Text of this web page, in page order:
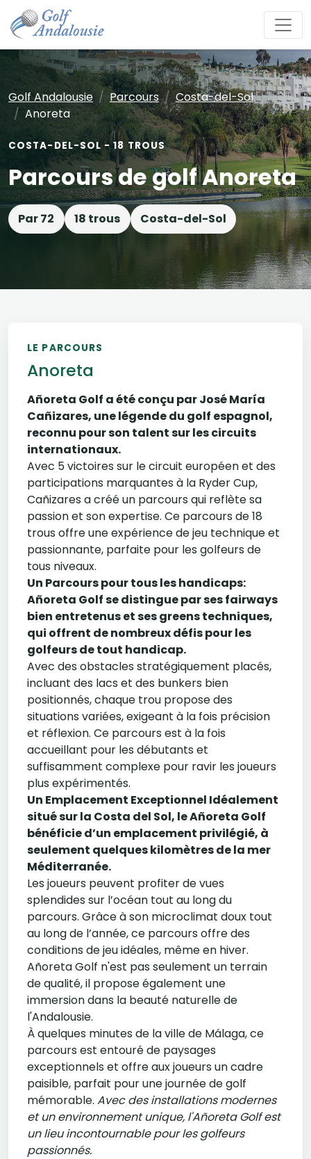
Golf Andalousie Parcours
Costa-del-Sol
Anoreta
COSTA-DEL-SOL - 18 TROUS
Parcours de golf Anoreta
Par 72 18 trous Costa-del-Sol
LE PARCOURS
Anoreta
Añoreta Golf a été conçu par José María
Cañizares, une légende du golf espagnol,
reconnu pour son talent sur les circuits
internationaux.
Avec 5 victoires sur le circuit européen et des
participations marquantes à la Ryder Cup,
Cañizares a créé un parcours qui reflète sa
passion et son expertise. Ce parcours de 18
trous offre une expérience de jeu technique et
passionnante, parfaite pour les golfeurs de
tous niveaux.
Un Parcours pour tous les handicaps:
Añoreta Golf se distingue par ses fairways
bien entretenus et ses greens techniques,
qui offrent de nombreux défis pour les
golfeurs de tout handicap.
Avec des obstacles stratégiquement placés,
incluant des lacs et des bunkers bien
positionnés, chaque trou propose des
situations variées, exigeant à la fois précision
et réflexion. Ce parcours est à la fois
accueillant pour les débutants et
suffisamment complexe pour ravir les joueurs
plus expérimentés.
Un Emplacement Exceptionnel Idéalement
situé sur la Costa del Sol, le Añoreta Golf
bénéficie d’un emplacement privilégié, à
seulement quelques kilomètres de la mer
Méditerranée.
Les joueurs peuvent profiter de vues
splendides sur l’océan tout au long du
parcours. Grâce à son microclimat doux tout
au long de l’année, ce parcours offre des
conditions de jeu idéales, même en hiver.
Añoreta Golf n'est pas seulement un terrain
de qualité, il propose également une
immersion dans la beauté naturelle de
l'Andalousie.
À quelques minutes de la ville de Málaga, ce
parcours est entouré de paysages
exceptionnels et offre aux joueurs un cadre
paisible, parfait pour une journée de golf
mémorable.Avec des installations modernes
et un environnement unique, l'Añoreta Golf est
un lieu incontournable pour les golfeurs
passionnés.